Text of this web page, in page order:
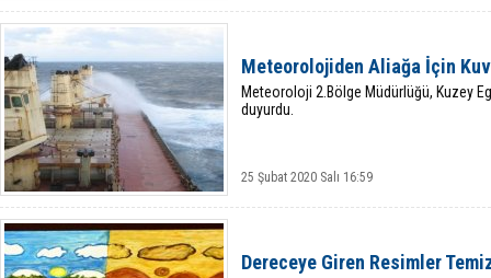
Meteorolojiden Aliağa İçin
Meteoroloji 2.Bölge Müdürlüğü, Kuzey
duyurdu.
25 Şubat 2020 Salı 16:59
Dereceye Giren Resimler